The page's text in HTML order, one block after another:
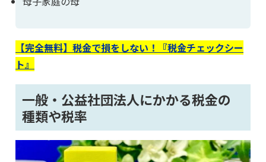
【完全無料】税金で損をしない！『税金チェックシー
ト』
一般・公益社団法人にかかる税金の
種類や税率